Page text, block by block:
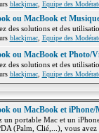
blackjmac, Equipe des
ou MacBook et
des solutions et des
blackjmac, Equipe des
ou MacBook et Photo/
des solutions et des
blackjmac, Equipe des
ou MacBook et iPhone/
un portable Mac et un
(Palm, Clié,...), vous